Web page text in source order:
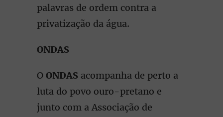
palavras de ordem contra a
privatização da água.
ONDAS
O ONDAS acompanha de perto a
luta do povo ouro-pretano e
junto com a Associação de